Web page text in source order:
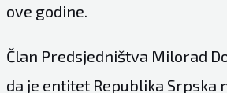
ove godine.
Član Predsjedništva Milorad
da je entitet Republika Srpska